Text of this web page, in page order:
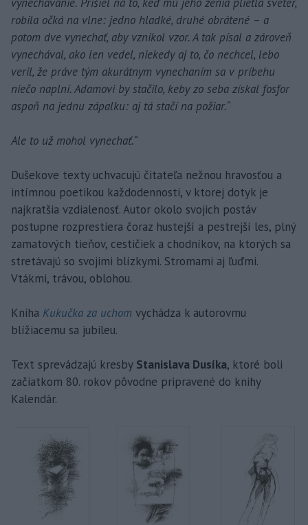
robila očká na vlne: jedno hladké, druhé obrátené – a
potom dve vynechať, aby vznikol vzor. A tak písal a zároveň
vynechával, ako len vedel, niekedy aj to, čo nechcel, lebo
veril, že práve tým akurátnym vynechaním sa v príbehu
niečo naplní. Adamovi by stačilo, keby zo seba získal fosfor
aspoň na jednu zápalku: aj tá stačí na požiar.“
Ale to už mohol vynechať.“
Dušekove texty uchvacujú čitateľa nežnou hravosťou a
intímnou poetikou každodennosti, v ktorej dotyk je
najkratšia vzdialenosť. Autor okolo svojich postáv
postupne rozprestiera čoraz hustejší a pestrejší les, plný
zamatových tieňov, cestičiek a chodníkov, na ktorých sa
stretávajú so svojimi blízkymi. Stromami aj ľuďmi.
Vtákmi, trávou, oblohou.
Kniha Kukučka za uchom vychádza k autorovmu
blížiacemu sa jubileu.
Text sprevádzajú kresby Stanislava Dusíka, ktoré boli
začiatkom 80. rokov pôvodne pripravené do knihy
Kalendár.